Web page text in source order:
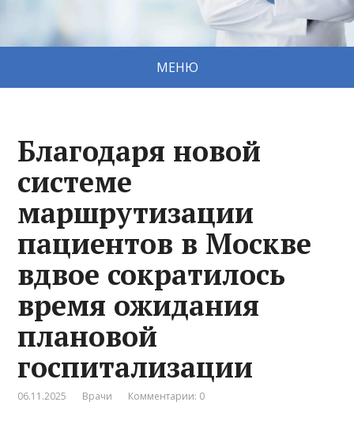
МЕНЮ
Благодаря новой
системе
маршрутизации
пациентов в Москве
вдвое сократилось
время ожидания
плановой
госпитализации
06.11.2025 Врачи Комментарии: 0